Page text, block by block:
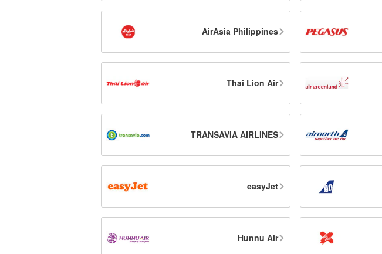
AirAsia Philippines
Thai Lion Air
TRANSAVIA AIRLINES
easyJet
Hunnu Air